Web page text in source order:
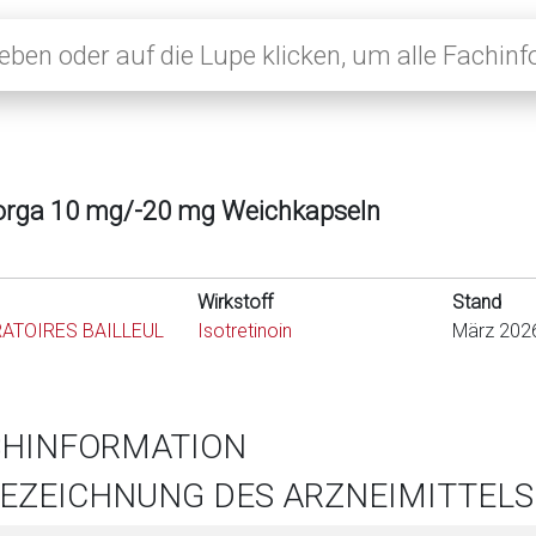
10 mg/-20 mg Weichkapseln
BAILLEUL
Wirkstoff
Isotretinoin
Stand
März
DES ARZNEIMITTELS